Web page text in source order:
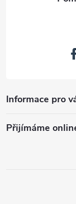
Informace pro
Přijímáme